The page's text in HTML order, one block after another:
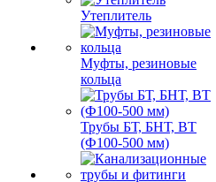
Утеплитель
Муфты, резиновые
кольца
Трубы БТ, БНТ, ВТ
(Ф100-500 мм)